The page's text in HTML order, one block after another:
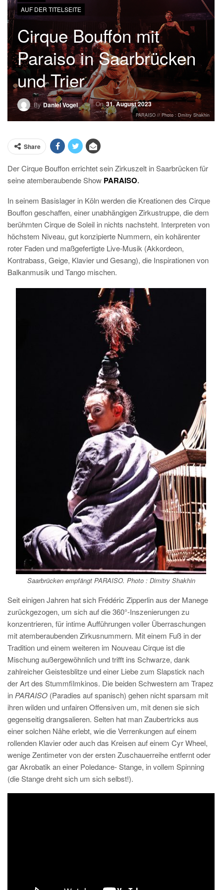
AUF DER TITELSEITE
Cirque Bouffon mit
Paraiso in Saarbrücken
und Trier
ByDaniel Vogel On31. August 2023
PARAISO // Photo : Dmitry Shakhin
Share
Der Cirque Bouffon errichtet sein Zirkuszelt in Saarbrücken für
seine atemberaubende Show PARAISO.
In seinem Basislager in Köln werden die Kreationen des Cirque
Bouffon geschaffen, einer unabhängigen Zirkustruppe, die dem
berühmten Cirque de Soleil in nichts nachsteht. Interpreten von
höchstem Niveau, gut konzipierte Nummern, ein kohärenter
roter Faden und maßgefertigte Live-Musik (Akkordeon,
Kontrabass, Geige, Klavier und Gesang), die Inspirationen von
Balkanmusik und Tango mischen.
Saarbrücken empfängt PARAISO. Photo : Dimitry Shakhin
Seit einigen Jahren hat sich Frédéric Zipperlin aus der Manege
zurückgezogen, um sich auf die 360°-Inszenierungen zu
konzentrieren, für intime Aufführungen voller Überraschungen
mit atemberaubenden Zirkusnummern. Mit einem Fuß in der
Tradition und einem weiteren im Nouveau Cirque ist die
Mischung außergewöhnlich und trifft ins Schwarze, dank
zahlreicher Geistesblitze und einer Liebe zum Slapstick nach
der Art des Stummfilmkinos. Die beiden Schwestern am Trapez
in PARAISO (Paradies auf spanisch) gehen nicht sparsam mit
ihren wilden und unfairen Offensiven um, mit denen sie sich
gegenseitig drangsalieren. Selten hat man Zaubertricks aus
einer solchen Nähe erlebt, wie die Verrenkungen auf einem
rollenden Klavier oder auch das Kreisen auf einem Cyr Wheel,
wenige Zentimeter von der ersten Zuschauerreihe entfernt oder
gar Akrobatik an einer Poledance- Stange, in vollem Spinning
(die Stange dreht sich um sich selbst!).